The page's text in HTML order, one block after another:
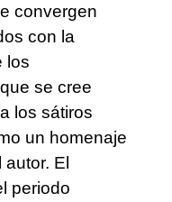
convergen
con la
los
se cree
los sátiros
un homenaje
autor. El
periodo